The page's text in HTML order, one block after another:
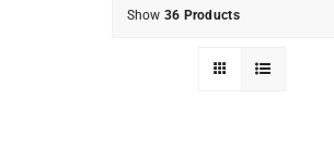
Show 36 Products